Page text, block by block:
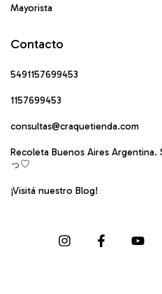
Mayorista
Contacto
5491157699453
1157699453
consultas@craquetienda.com
Recoleta Buenos Aires
っ♡
¡Visitá nuestro Blog!